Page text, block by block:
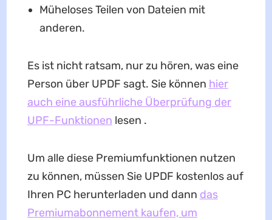
Müheloses Teilen von Dateien mit
anderen.
Es ist nicht ratsam, nur zu hören, was eine
Person über UPDF sagt. Sie können hier
auch eine ausführliche Überprüfung der
UPF-Funktionen lesen .
Um alle diese Premiumfunktionen nutzen
zu können, müssen Sie UPDF kostenlos auf
Ihren PC herunterladen und dann das
Premiumabonnement kaufen, um